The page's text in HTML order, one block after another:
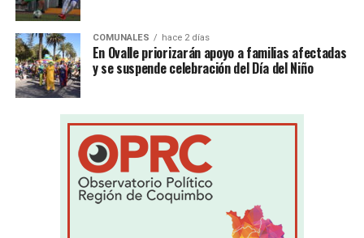
COMUNALES hace 2 días
En Ovalle priorizarán apoyo a familias afectadas
y se suspende celebración del Día del Niño